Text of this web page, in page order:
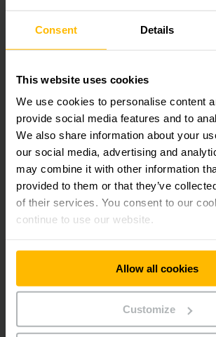
Consent Details
This website uses cookies
We use cookies to personalise content
provide social media features and to
We also share information about your
our social media, advertising and
may combine it with other information
provided to them or that they’ve
of their services. You consent to our
continue to use our website.
Allow all cookies
Customize
ENTRE EM CONTATO
Perguntas frequentes
Quais tipos de automação estão
Quando a automação é útil no
Que vantagens os armazéns
oferecem em relação aos manuais?
Qual é a função dos robôs móveis e da
inteligência artificial nos armazéns